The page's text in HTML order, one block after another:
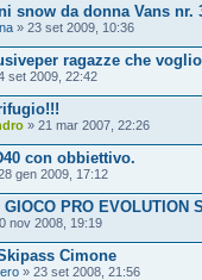
snow da donna Vans nr.
» 23 set 2009, 10:36
ragazze che
set 2009, 22:42
» 21 mar 2007, 22:26
con obbiettivo.
gen 2009, 17:12
GIOCO PRO EVOLUTION
nov 2008, 19:19
Cimone
» 23 set 2008, 21:56